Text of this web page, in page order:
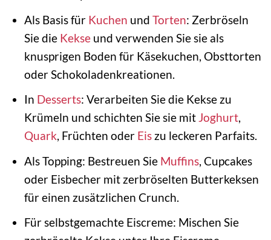
Als Basis für Kuchen und Torten: Zerbröseln
Sie die Kekseund verwenden Sie sie als
knusprigen Boden für Käsekuchen, Obsttorten
oder Schokoladenkreationen.
In Desserts: Verarbeiten Sie die Kekse zu
Krümeln und schichten Sie sie mit Joghurt,
Quark, Früchten oder Eiszu leckeren Parfaits.
Als Topping: Bestreuen Sie Muffins, Cupcakes
oder Eisbecher mit zerbröselten Butterkeksen
für einen zusätzlichen Crunch.
Für selbstgemachte Eiscreme: Mischen Sie